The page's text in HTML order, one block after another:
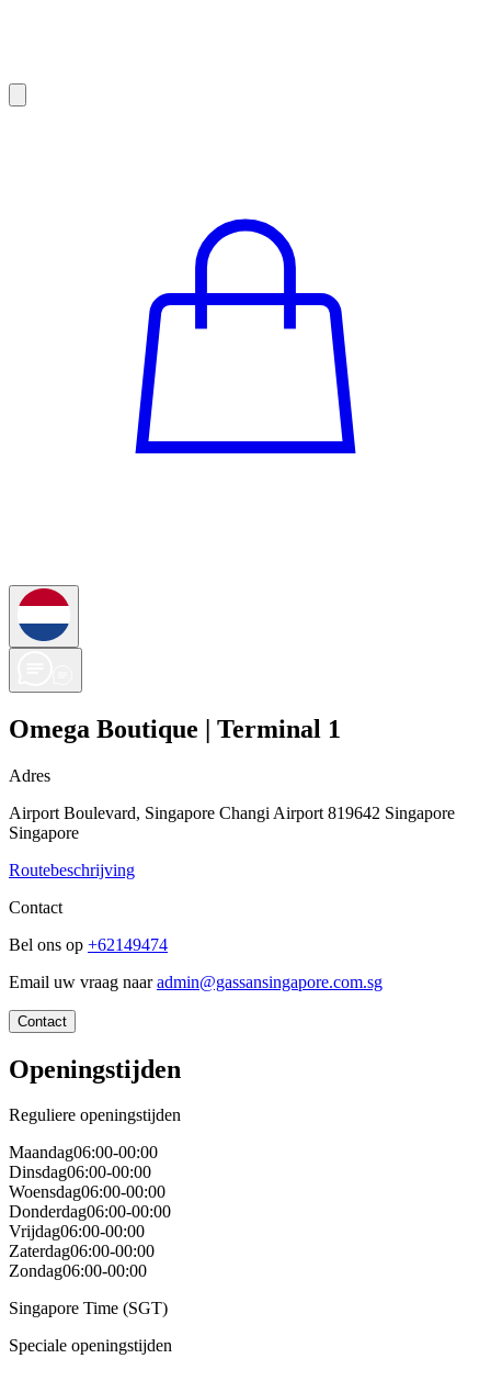
Omega Boutique | Terminal 1
Adres
Airport Boulevard, Singapore Changi Airport 819642 Singapore
Singapore
Routebeschrijving
Contact
Bel ons op +62149474
Email uw vraag naaradmin@gassansingapore.com.sg
Contact
Openingstijden
Reguliere openingstijden
Maandag06:00-00:00
Dinsdag06:00-00:00
Woensdag06:00-00:00
Donderdag06:00-00:00
Vrijdag06:00-00:00
Zaterdag06:00-00:00
Zondag06:00-00:00
Singapore Time (SGT)
Speciale openingstijden